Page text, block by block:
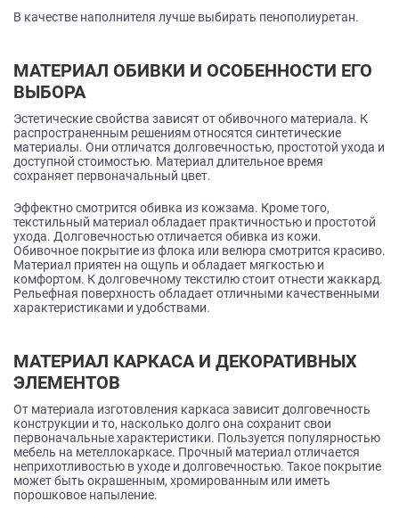
В качестве наполнителя лучше выбирать пенополиуретан.
МАТЕРИАЛ ОБИВКИ И ОСОБЕННОСТИ ЕГО
ВЫБОРА
Эстетические свойства зависят от обивочного материала. К
распространенным решениям относятся синтетические
материалы. Они отличатся долговечностью, простотой ухода и
доступной стоимостью. Материал длительное время
сохраняет первоначальный цвет.
Эффектно смотрится обивка из кожзама. Кроме того,
текстильный материал обладает практичностью и простотой
ухода. Долговечностью отличается обивка из кожи.
Обивочное покрытие из флока или велюра смотрится красиво.
Материал приятен на ощупь и обладает мягкостью и
комфортом. К долговечному текстилю стоит отнести жаккард.
Рельефная поверхность обладает отличными качественными
характеристиками и удобствами.
МАТЕРИАЛ КАРКАСА И ДЕКОРАТИВНЫХ
ЭЛЕМЕНТОВ
От материала изготовления каркаса зависит долговечность
конструкции и то, насколько долго она сохранит свои
первоначальные характеристики. Пользуется популярностью
мебель на метеллокаркасе. Прочный материал отличается
неприхотливостью в уходе и долговечностью. Такое покрытие
может быть окрашенным, хромированным или иметь
порошковое напыление.